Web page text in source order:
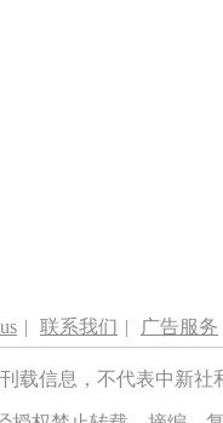
| 联系我们 | 广告服务
载信息，不代表中新